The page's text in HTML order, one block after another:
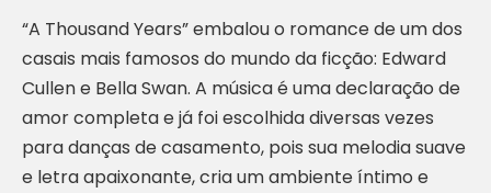
“A Thousand Years” embalou o romance de um dos
casais mais famosos do mundo da ficção: Edward
Cullen e Bella Swan. A música é uma declaração de
amor completa e já foi escolhida diversas vezes
para danças de casamento, pois sua melodia suave
e letra apaixonante, cria um ambiente íntimo e